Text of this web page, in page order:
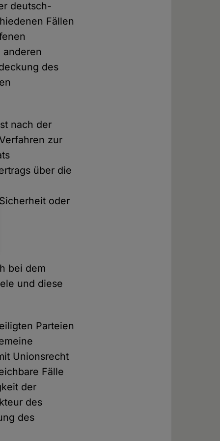
deutsch-
Fällen
des
nach der
zur
über die
oder
bei dem
und diese
Parteien
Unionsrecht
Fälle
der
des
des